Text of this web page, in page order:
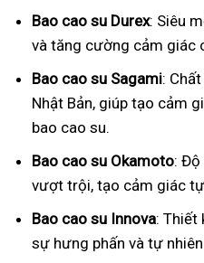
Bao cao su Durex: Siêu
và tăng cường cảm giác
Bao cao su Sagami:
Nhật Bản, giúp tạo cảm
bao cao su.
Bao cao su Okamoto: Độ
vượt trội, tạo cảm giác
Bao cao su Innova: Thiết
sự hưng phấn và tự